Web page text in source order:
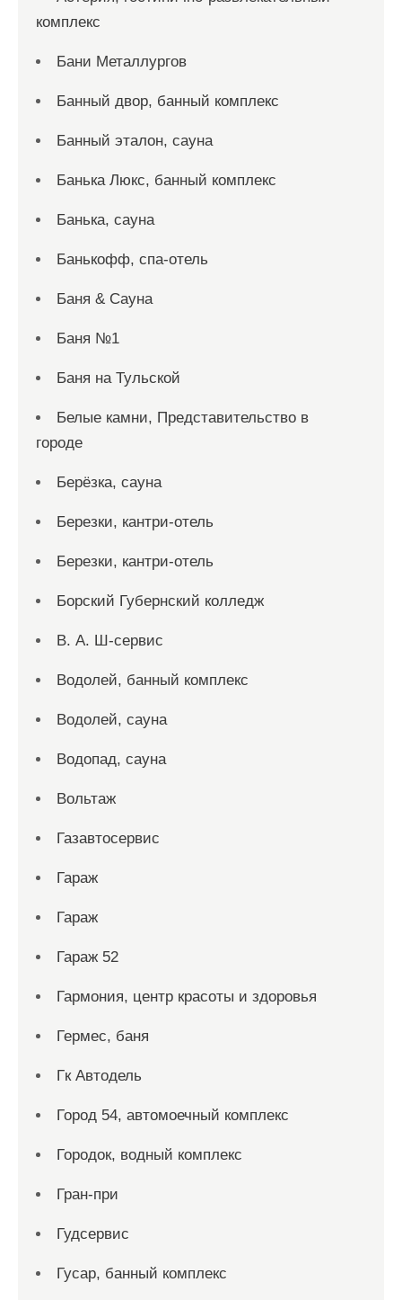
комплекс
Бани Металлургов
Банный двор, банный комплекс
Банный эталон, сауна
Банька Люкс, банный комплекс
Банька, сауна
Банькофф, спа-отель
Баня & Сауна
Баня №1
Баня на Тульской
Белые камни, Представительство в
городе
Берёзка, сауна
Березки, кантри-отель
Березки, кантри-отель
Борский Губернский колледж
В. А. Ш-сервис
Водолей, банный комплекс
Водолей, сауна
Водопад, сауна
Вольтаж
Газавтосервис
Гараж
Гараж
Гараж 52
Гармония, центр красоты и здоровья
Гермес, баня
Гк Автодель
Город 54, автомоечный комплекс
Городок, водный комплекс
Гран-при
Гудсервис
Гусар, банный комплекс